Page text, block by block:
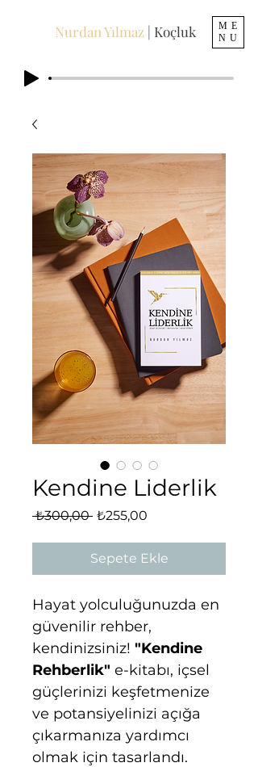
ME
NU
Nurdan Yılmaz | Koçluk
Kendine Liderlik
₺300,00 Normal
₺255,00
Sepete Ekle
Hayat yolculuğunuzda en
güvenilir rehber,
kendinizsiniz! "Kendine
Rehberlik" e-kitabı, içsel
güçlerinizi keşfetmenize
ve potansiyelinizi açığa
çıkarmanıza yardımcı
olmak için tasarlandı.